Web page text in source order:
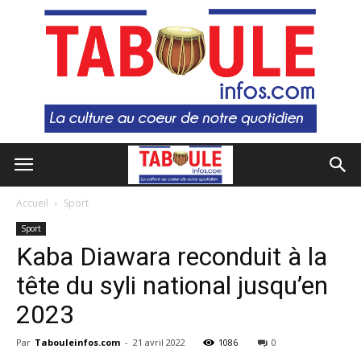
Accueil Sport
Sport
Kaba Diawara reconduit à la
tête du syli national jusqu’en
2023
Par Tabouleinfos.com - 21 avril 2022 1086 0